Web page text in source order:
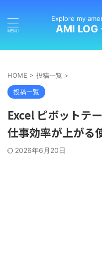
Explore my
AMI
HOME > 投稿一覧 >
投稿一覧
Excel ピボットテ
仕事効率が上がる
2026年6月20日